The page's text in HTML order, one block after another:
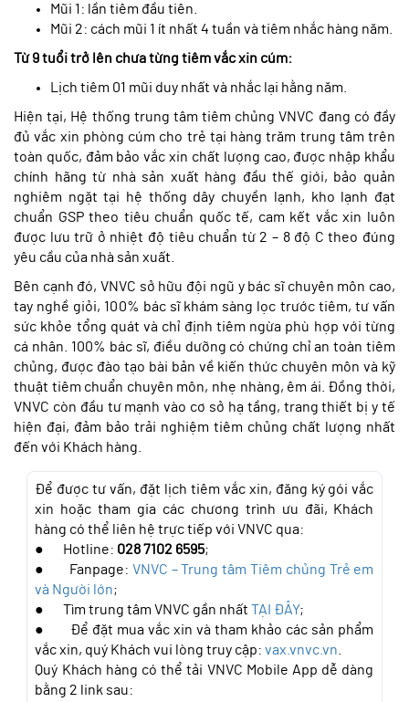
Mũi 1: lần tiêm đầu tiên.
Mũi 2: cách mũi 1 ít nhất 4 tuần và tiêm nhắc hàng năm.
Từ 9 tuổi trở lên chưa từng tiêm vắc xin cúm:
Lịch tiêm 01 mũi duy nhất và nhắc lại hằng năm.
Hiện tại, Hệ thống trung tâm tiêm chủng VNVC đang có đầy
đủ vắc xin phòng cúm cho trẻ tại hàng trăm trung tâm trên
toàn quốc, đảm bảo vắc xin chất lượng cao, được nhập khẩu
chính hãng từ nhà sản xuất hàng đầu thế giới, bảo quản
nghiêm ngặt tại hệ thống dây chuyền lạnh, kho lạnh đạt
chuẩn GSP theo tiêu chuẩn quốc tế, cam kết vắc xin luôn
được lưu trữ ở nhiệt độ tiêu chuẩn từ 2 – 8 độ C theo đúng
yêu cầu của nhà sản xuất.
Bên cạnh đó, VNVC sở hữu đội ngũ y bác sĩ chuyên môn cao,
tay nghề giỏi, 100% bác sĩ khám sàng lọc trước tiêm, tư vấn
sức khỏe tổng quát và chỉ định tiêm ngừa phù hợp với từng
cá nhân. 100% bác sĩ, điều dưỡng có chứng chỉ an toàn tiêm
chủng, được đào tạo bài bản về kiến thức chuyên môn và kỹ
thuật tiêm chuẩn chuyên môn, nhẹ nhàng, êm ái. Đồng thời,
VNVC còn đầu tư mạnh vào cơ sở hạ tầng, trang thiết bị y tế
hiện đại, đảm bảo trải nghiệm tiêm chủng chất lượng nhất
đến với Khách hàng.
Để được tư vấn, đặt lịch tiêm vắc xin, đăng ký gói vắc
xin hoặc tham gia các chương trình ưu đãi, Khách
hàng có thể liên hệ trực tiếp với VNVC qua:
●       Hotline: 028 7102 6595;
●       Fanpage: VNVC – Trung tâm Tiêm chủng Trẻ em
và Người lớn;
●       Tìm trung tâm VNVC gần nhất TẠI ĐÂY;
●       Để đặt mua vắc xin và tham khảo các sản phẩm
vắc xin, quý Khách vui lòng truy cập: vax.vnvc.vn
Quý Khách hàng có thể tải VNVC Mobile App dễ dàng
bằng 2 link sau: